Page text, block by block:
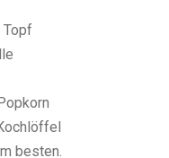
Topf
besten.